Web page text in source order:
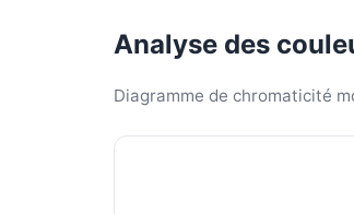
Analyse des
Diagramme de chromaticité